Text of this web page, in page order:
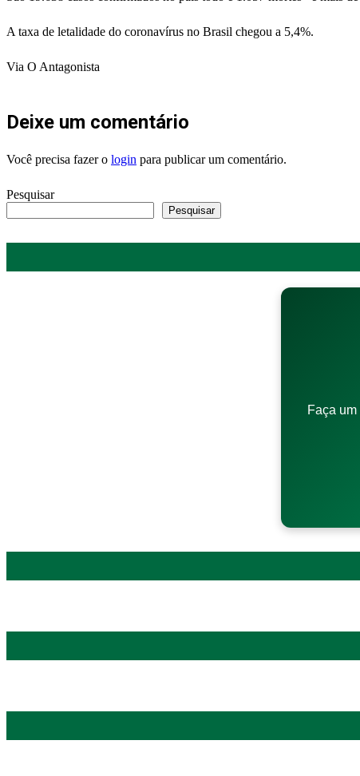
A taxa de letalidade do coronavírus no Brasil chegou a 5,4%.
Via O Antagonista
Deixe um comentário
Você precisa fazer o login para publicar um comentário.
Pesquisar
Pesquisar
Faça